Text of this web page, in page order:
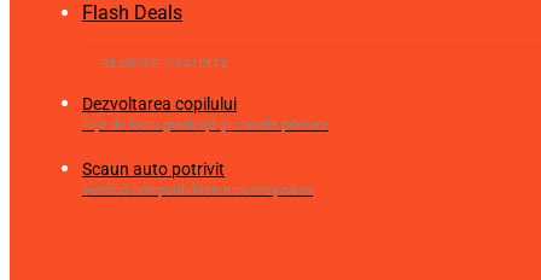
Flash Deals
Dezvoltarea copilului
Fișe de lucru gradiniță și clasele primare
Scaun auto potrivit
Verifică compatibilitatea cu mașina ta